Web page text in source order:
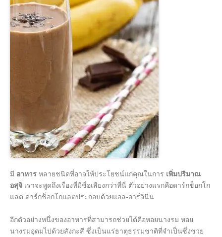
มี อาหาร หลายชนิดที่อาจให้ประโยชน์แก่คุณในการ เพิ่มปริมาณ
อสุจิ เราจะพูดถึงเรื่องที่มีชื่อเสียงกว่าที่นี่ ตัวอย่างแรกคือดาร์กช็อกโก
แลต ดาร์กช็อกโกแลตประกอบด้วยแอล-อาร์จินีน
อีกตัวอย่างหนึ่งของอาหารที่สามารถช่วยได้คือหอยนางรม หอย
นางรมอุดมไปด้วยสังกะสี ซึ่งเป็นแร่ธาตุธรรมชาติที่จําเป็นซึ่งช่วย